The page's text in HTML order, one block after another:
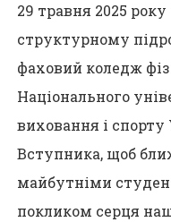
29 травня 2025
структурному
фаховий коледж
Національного
виховання і спорту
Вступника, щоб
майбутніми
покликом серця